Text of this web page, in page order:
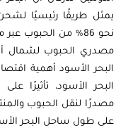
يمثل طريقًا رئيسيًا لشحن
نحو 86% من الحبوب
مصدري الحبوب لشمال
البحر الأسود أهمية
البحر الأسود، تأثيرًا
مصدرًا لنقل الحبوب
على طول ساحل البحر